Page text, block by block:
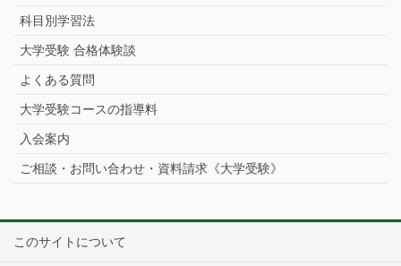
科目別学習法
大学受験 合格体験談
よくある質問
大学受験コースの指導料
入会案内
ご相談・お問い合わせ・資料請求《大学受験》
このサイトについて